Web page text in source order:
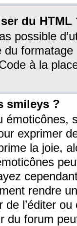
du HTML
possible
du
à la
smileys ?
émoticônes,
exprimer
la joie,
rendre
de l’éditer
du forum